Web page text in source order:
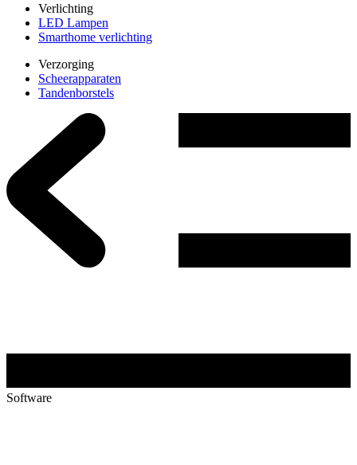
Verlichting
LED Lampen
Smarthome verlichting
Verzorging
Scheerapparaten
Tandenborstels
Software